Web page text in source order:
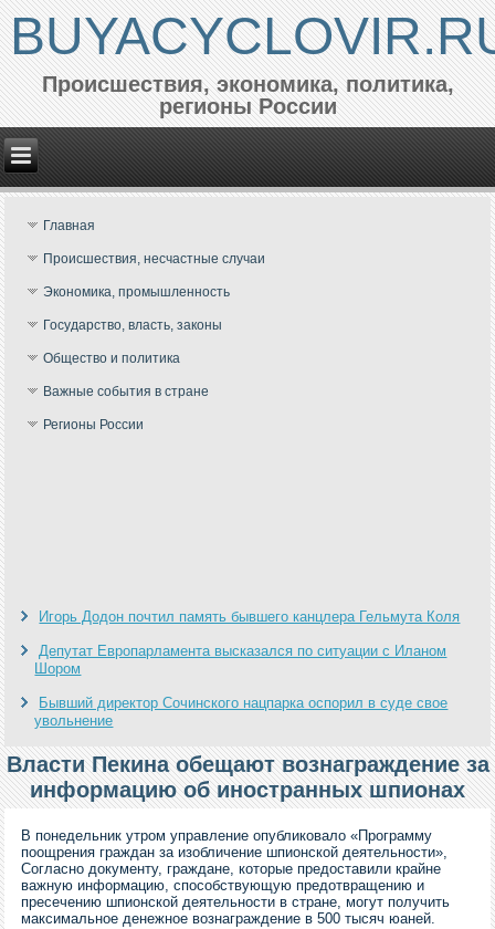
Происшествия, экономика, политика,
регионы России
Главная
Происшествия, несчастные случаи
Экономика, промышленность
Государство, власть, законы
Общество и политика
Важные события в стране
Регионы России
Игорь Додон почтил память бывшего канцлера Гельмута Коля
Депутат Европарламента высказался по ситуации с Иланом
Шором
Бывший директор Сочинского нацпарка оспорил в суде свое
увольнение
Власти Пекина обещают вознаграждение за
информацию об иностранных шпионах
В понедельник утром управление опубликовало «Программу
поощрения граждан за изобличение шпионской деятельности»,
Согласно документу, граждане, которые предоставили крайне
важную информацию, способствующую предотвращению и
пресечению шпионской деятельности в стране, могут получить
максимальное денежное вознаграждение в 500 тысяч юаней.